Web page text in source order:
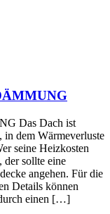
Das Dach ist
in dem Wärmeverluste
seine Heizkosten
der sollte eine
angehen. Für die
Details können
einen […]